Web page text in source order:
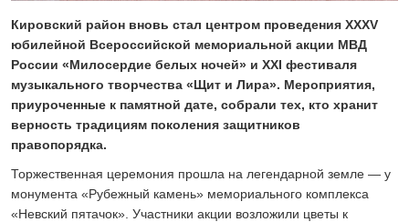
ОБЩЕСТВО
Скоро в школу!
24 ИЮЛЯ 2026
ОБЩЕСТВО
Спрашивали? Отвечаем!
Кировский район вновь стал центром проведения XXXV
юбилейной Всероссийской мемориальной акции МВД
России «Милосердие белых ночей» и XXI фестиваля
музыкального творчества «Щит и Лира». Мероприятия,
приуроченные к памятной дате, собрали тех, кто хранит
верность традициям поколения защитников
правопорядка.
Торжественная церемония прошла на легендарной земле — у
монумента «Рубежный камень» мемориального комплекса
«Невский пятачок». Участники акции возложили цветы к